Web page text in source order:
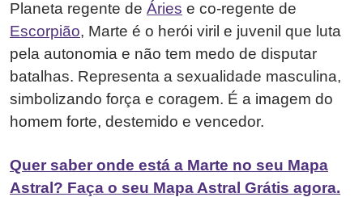
Planeta regente de Áries e co-regente de
Escorpião, Marte é o herói viril e juvenil que luta
pela autonomia e não tem medo de disputar
batalhas. Representa a sexualidade masculina,
simbolizando força e coragem. É a imagem do
homem forte, destemido e vencedor.
Quer saber onde está a Marte no seu Mapa
Astral? Faça o seu Mapa Astral Grátis agora.